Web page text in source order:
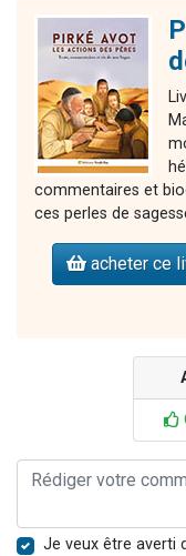
commentaires et
ces perles de
acheter ce
Je veux être averti